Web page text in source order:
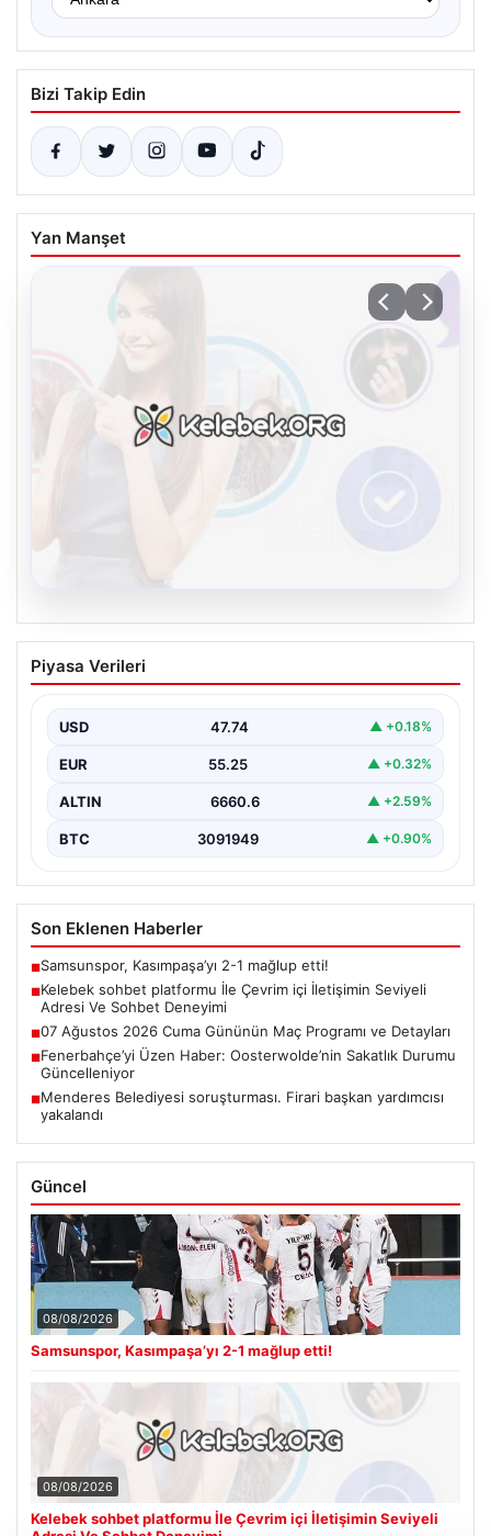
Bizi Takip Edin
Yan Manşet
Kelebek sohbet platformu İle Çevrim içi
İletişimin Seviyeli Adresi Ve Sohbet
İnternet çağında bireylerin güvenli bir şekilde bağlantı
Piyasa Verileri
USD 47.74 ▲ +0.18%
EUR 55.25 ▲ +0.32%
ALTIN 6660.6 ▲ +2.59%
BTC 3091949 ▲ +0.90%
Son Eklenen Haberler
■Samsunspor, Kasımpaşa’yı 2-1 mağlup etti!
■Kelebek sohbet platformu İle Çevrim içi İletişimin Seviyeli
Adresi Ve Sohbet Deneyimi
■07 Ağustos 2026 Cuma Gününün Maç Programı ve Detayları
■Fenerbahçe’yi Üzen Haber: Oosterwolde’nin Sakatlık Durumu
Güncelleniyor
■Menderes Belediyesi soruşturması. Firari başkan yardımcısı
yakalandı
Güncel
08/08/2026
Samsunspor, Kasımpaşa’yı 2-1 mağlup etti!
08/08/2026
Kelebek sohbet platformu İle Çevrim içi İletişimin Seviyeli